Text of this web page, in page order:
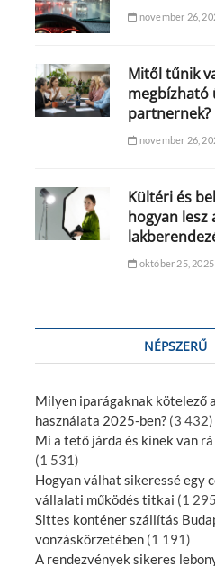
november 26,
Mitől tűnik
megbízható
partnernek?
november 26,
Kültéri és
hogyan
október 25, 2025
NÉPSZERŰ
Milyen iparágaknak kötelező
használata 2025-ben? (3 432)
Mi a tető járda és kinek van rá
(1 531)
Hogyan válhat sikeressé egy
vállalati működés titkai (1
Sittes konténer szállítás
vonzáskörzetében (1 191)
A rendezvények sikeres